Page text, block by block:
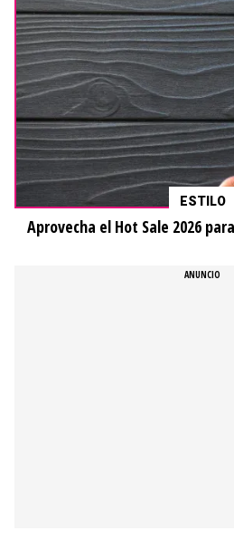
ESTILO
Aprovecha el Hot Sale 2026